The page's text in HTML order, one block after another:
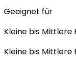
Geeignet für
Kleine bis Mittlere
Kleine bis Mittlere